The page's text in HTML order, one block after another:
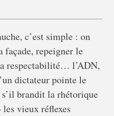
c’est simple : on
façade, repeigner le
respectabilité… l’ADN,
dictateur pointe le
brandit la rhétorique
vieux réflexes